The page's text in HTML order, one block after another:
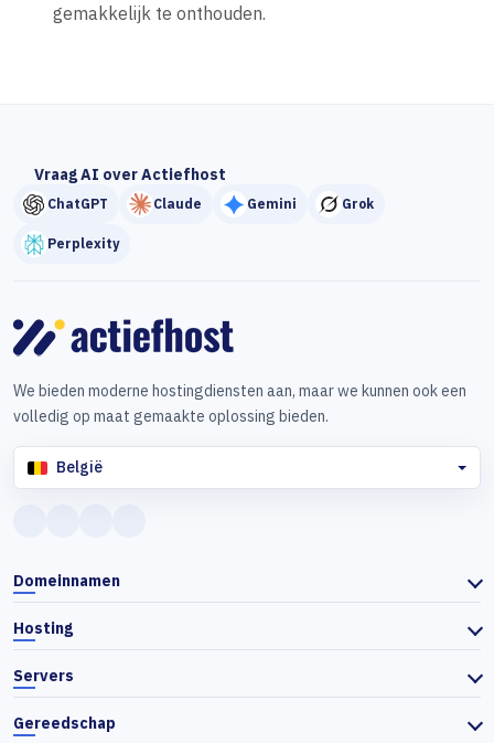
gemakkelijk te onthouden.
Vraag AI over Actiefhost
ChatGPT Claude Gemini Grok
Perplexity
We bieden moderne hostingdiensten aan, maar we kunnen ook een
volledig op maat gemaakte oplossing bieden.
België
Domeinnamen
Hosting
Servers
Gereedschap